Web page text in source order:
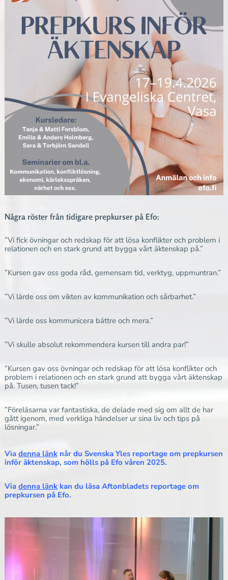
Några röster från tidigare prepkurser på Efo:
”Vi fick övningar och redskap för att lösa konflikter och problem i
relationen och en stark grund att bygga vårt äktenskap på.”
”Kursen gav oss goda råd, gemensam tid, verktyg, uppmuntran.”
”Vi lärde oss om vikten av kommunikation och sårbarhet.”
”Vi lärde oss kommunicera bättre och mera.”
”Vi skulle absolut rekommendera kursen till andra par!”
”Kursen gav oss övningar och redskap för att lösa konflikter och
problem i relationen och en stark grund att bygga vårt äktenskap
på. Tusen, tusen tack!”
”Föreläsarna var fantastiska, de delade med sig om allt de har
gått igenom, med verkliga händelser ur sina liv och tips på
lösningar.”
Via denna länknår du Svenska Yles reportage om prepkursen
inför äktenskap, som hölls på Efo våren 2025.
Via denna länkkan du läsa Aftonbladets reportage om
prepkursen på Efo.